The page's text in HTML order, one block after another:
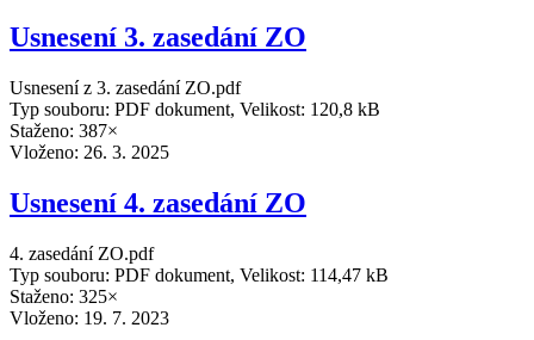
Usnesení 3. zasedání ZO
Usnesení z 3. zasedání ZO.pdf
Typ souboru: PDF dokument, Velikost: 120,8 kB
Staženo: 387×
Vloženo: 26. 3. 2025
Usnesení 4. zasedání ZO
4. zasedání ZO.pdf
Typ souboru: PDF dokument, Velikost: 114,47 kB
Staženo: 325×
Vloženo: 19. 7. 2023